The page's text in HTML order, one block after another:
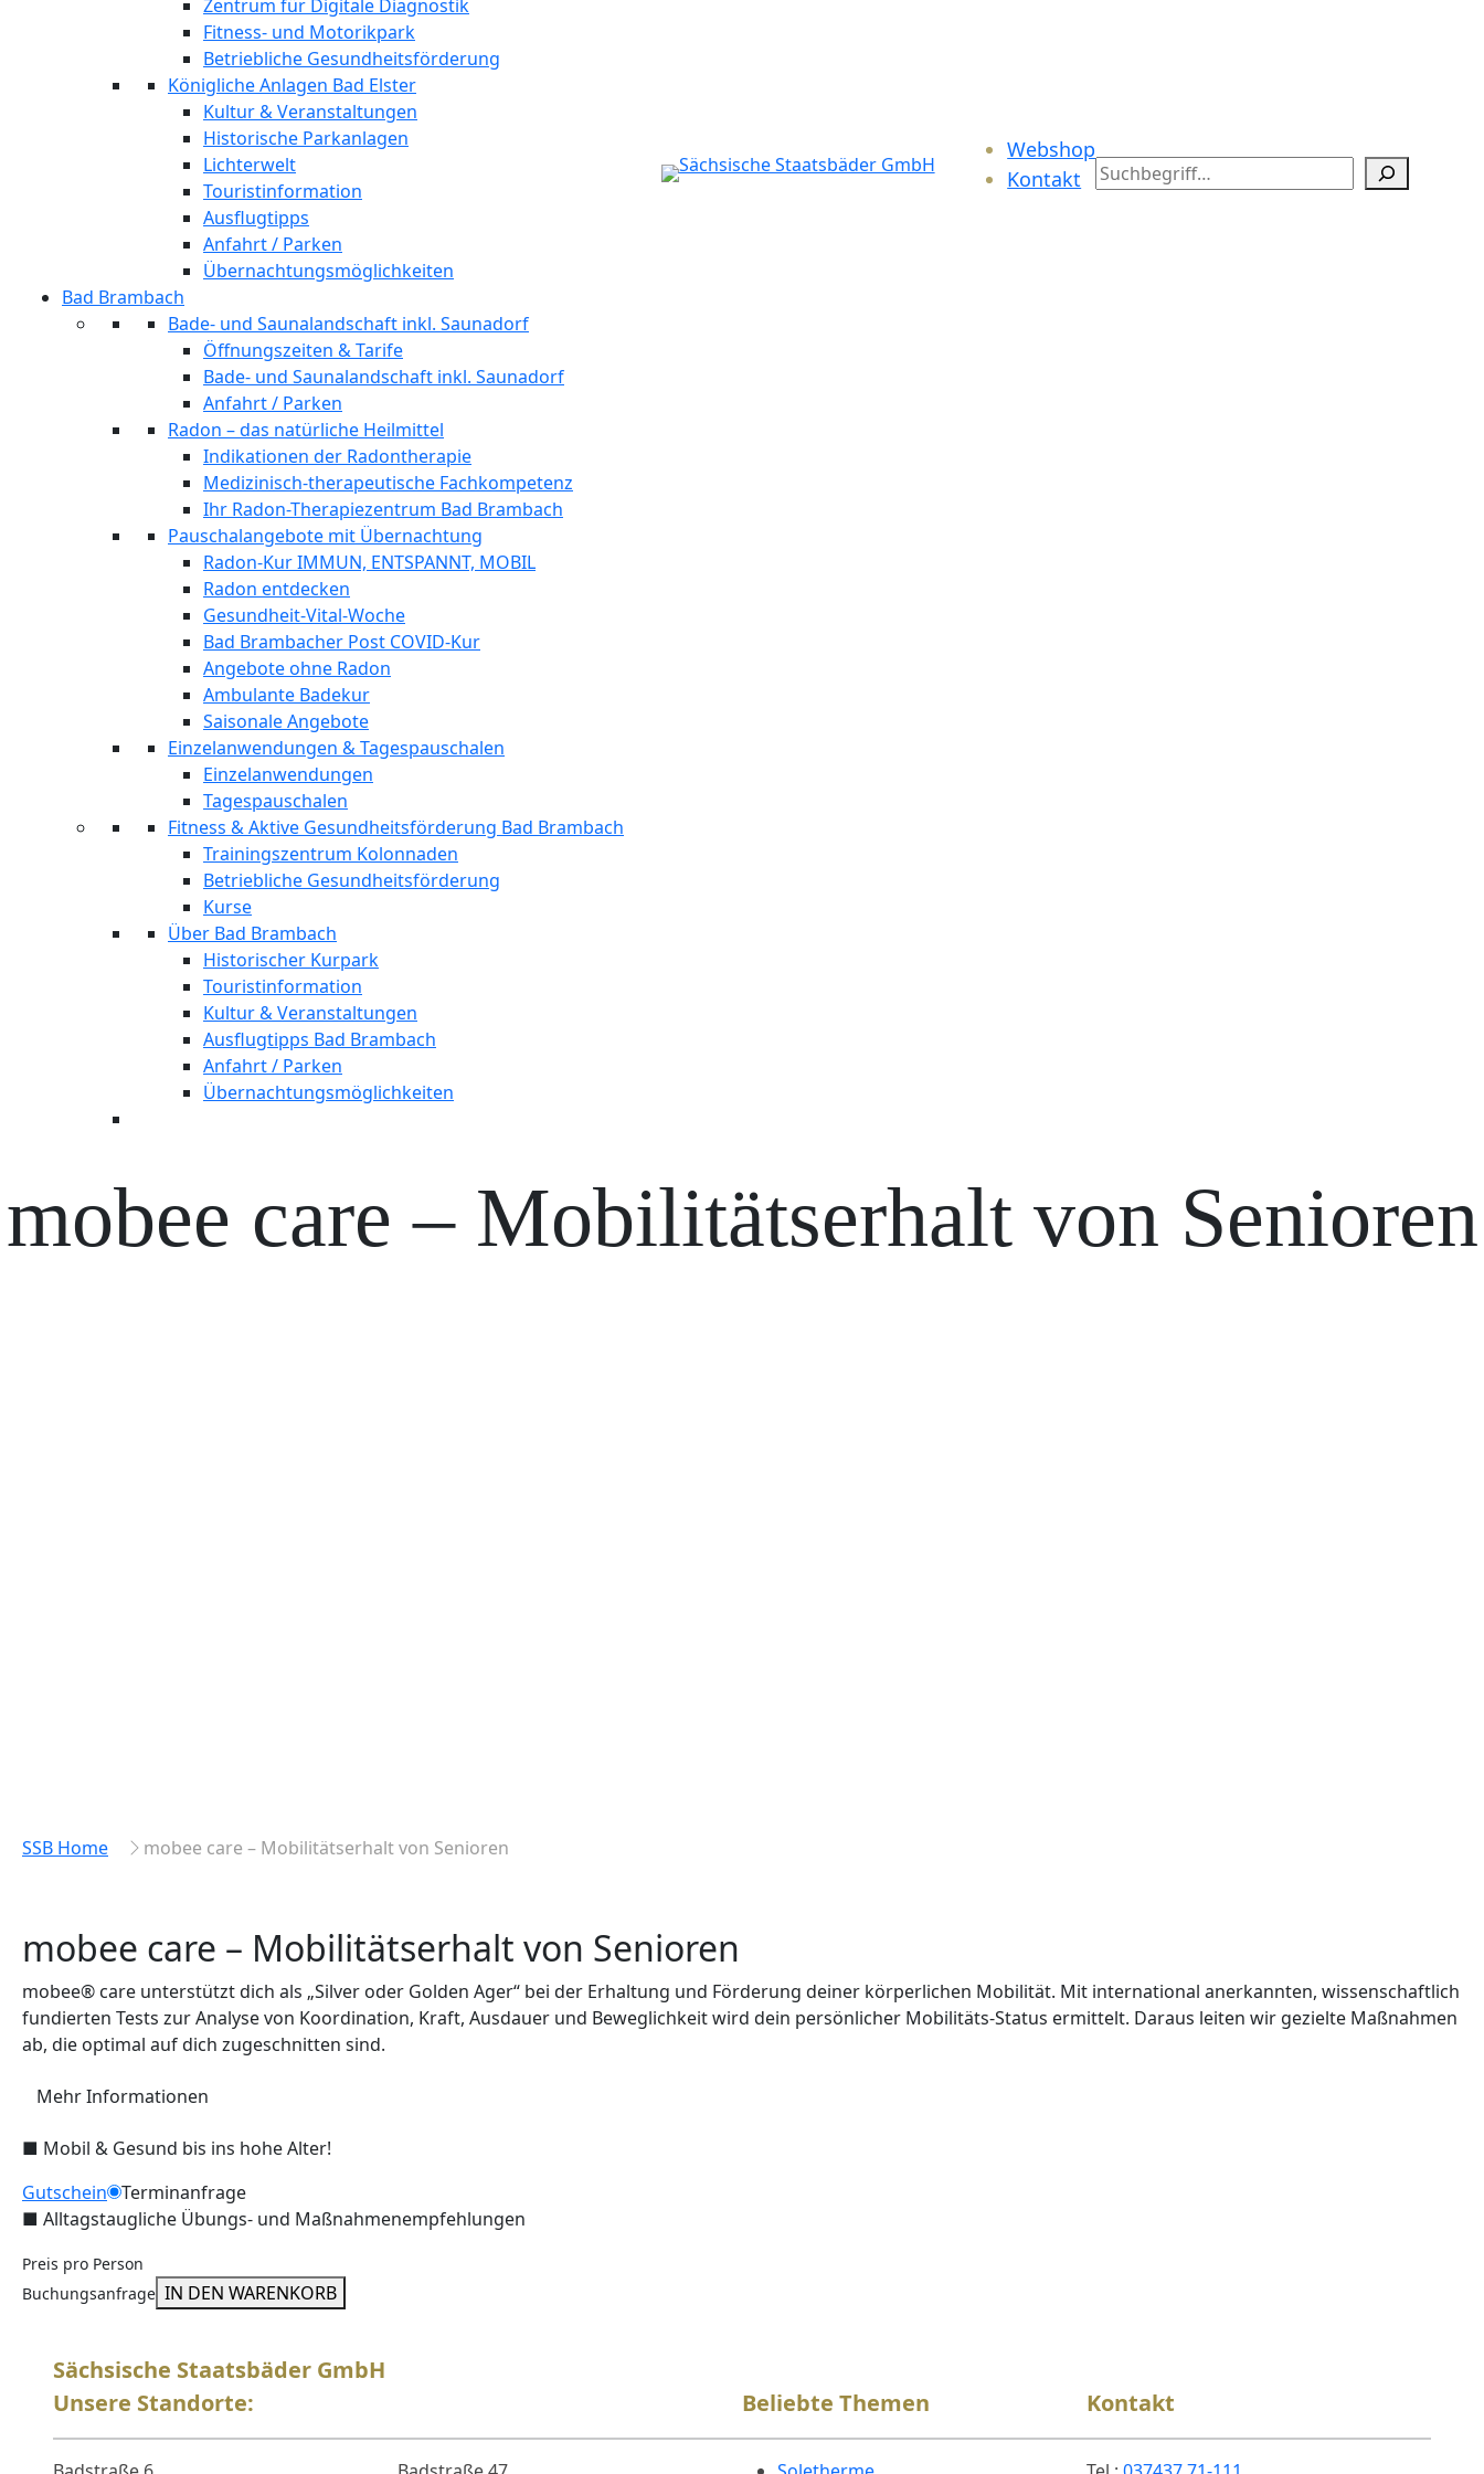
Zentrum für Digitale Diagnostik
Fitness- und Motorikpark
Betriebliche Gesundheitsförderung
Königliche Anlagen Bad Elster
Kultur & Veranstaltungen
Historische Parkanlagen
Lichterwelt
Touristinformation
Ausflugtipps
Anfahrt / Parken
Übernachtungsmöglichkeiten
Bad Brambach
Bade- und Saunalandschaft inkl. Saunadorf
Öffnungszeiten & Tarife
Bade- und Saunalandschaft inkl. Saunadorf
Anfahrt / Parken
Radon – das natürliche Heilmittel
Indikationen der Radontherapie
Medizinisch-therapeutische Fachkompetenz
Ihr Radon-Therapiezentrum Bad Brambach
Pauschalangebote mit Übernachtung
Radon-Kur IMMUN, ENTSPANNT, MOBIL
Radon entdecken
Gesundheit-Vital-Woche
Bad Brambacher Post COVID-Kur
Angebote ohne Radon
Ambulante Badekur
Saisonale Angebote
Einzelanwendungen & Tagespauschalen
Einzelanwendungen
Tagespauschalen
Fitness & Aktive Gesundheitsförderung Bad Brambach
Trainingszentrum Kolonnaden
Betriebliche Gesundheitsförderung
Kurse
Über Bad Brambach
Historischer Kurpark
Touristinformation
Kultur & Veranstaltungen
Ausflugtipps Bad Brambach
Anfahrt / Parken
Übernachtungsmöglichkeiten
Webshop
Kontakt
Search
mobee care – Mobilitätserhalt von Senioren
SSB Home mobee care – Mobilitätserhalt von Senioren
mobee care – Mobilitätserhalt von Senioren
mobee® care unterstützt dich als „Silver oder Golden Ager“ bei der Erhaltung und Förderung deiner körperlichen Mobilität. Mit international anerkannten, wissenschaftlich
fundierten Tests zur Analyse von Koordination, Kraft, Ausdauer und Beweglichkeit wird dein persönlicher Mobilitäts-Status ermittelt. Daraus leiten wir gezielte Maßnahmen
ab, die optimal auf dich zugeschnitten sind.
Mehr Informationen
■ Mobil & Gesund bis ins hohe Alter!
Gutschein
Terminanfrage
■ Alltagstaugliche Übungs- und Maßnahmenempfehlungen
Preis pro Person
Buchungsanfrage IN DEN WARENKORB
Sächsische Staatsbäder GmbH
Unsere Standorte:
Beliebte Themen Kontakt